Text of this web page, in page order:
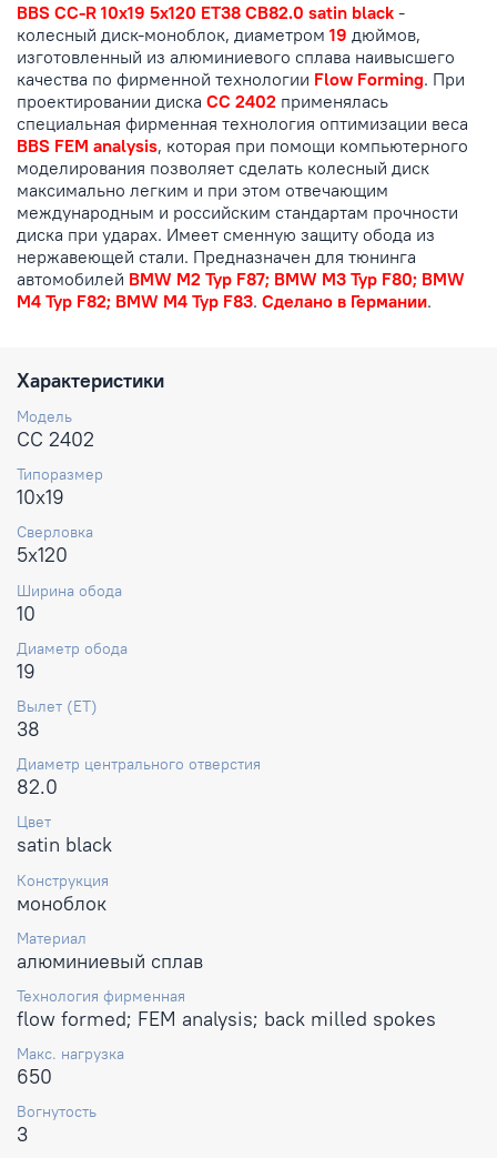
BBS CC-R 10x19 5x120 ET38 CB82.0 satin black -
колесный диск-моноблок, диаметром 19 дюймов,
изготовленный из алюминиевого сплава наивысшего
качества по фирменной технологии Flow Forming. При
проектировании диска CC 2402 применялась
специальная фирменная технология оптимизации веса
BBS FEM analysis, которая при помощи компьютерного
моделирования позволяет сделать колесный диск
максимально легким и при этом отвечающим
международным и российским стандартам прочности
диска при ударах. Имеет сменную защиту обода из
нержавеющей стали. Предназначен для тюнинга
автомобилей BMW M2 Typ F87; BMW M3 Typ F80; BMW
M4 Typ F82; BMW M4 Typ F83. Сделано в Германии.
Характеристики
Модель
CC 2402
Типоразмер
10x19
Сверловка
5x120
Ширина обода
10
Диаметр обода
19
Вылет (ET)
38
Диаметр центрального отверстия
82.0
Цвет
satin black
Конструкция
моноблок
Материал
алюминиевый сплав
Технология фирменная
flow formed; FEM analysis; back milled spokes
Макс. нагрузка
650
Вогнутость
3